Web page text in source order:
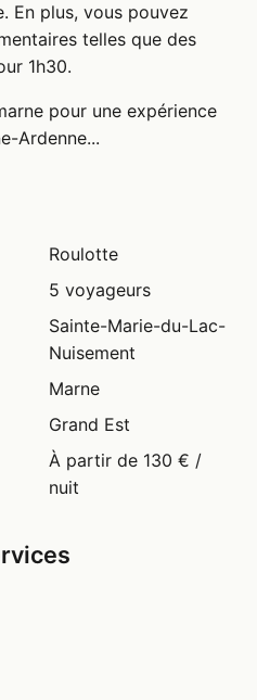
En plus, vous pouvez
telles que des
1h30.
pour une expérience
Ardenne...
Roulotte
5 voyageurs
Sainte-Marie-du-Lac-
Nuisement
Marne
Grand Est
À partir de 130 € /
nuit